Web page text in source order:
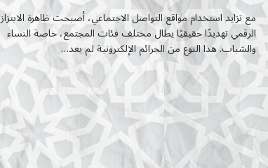
مع تزايد استخدام مواقع التواصل الاجتماعي، أصبحت ظاهرة الابتزاز
الرقمي تهديدًا حقيقيًا يطال مختلف فئات المجتمع، خاصة النساء
والشباب. هذا النوع من الجرائم الإلكترونية لم يعد…